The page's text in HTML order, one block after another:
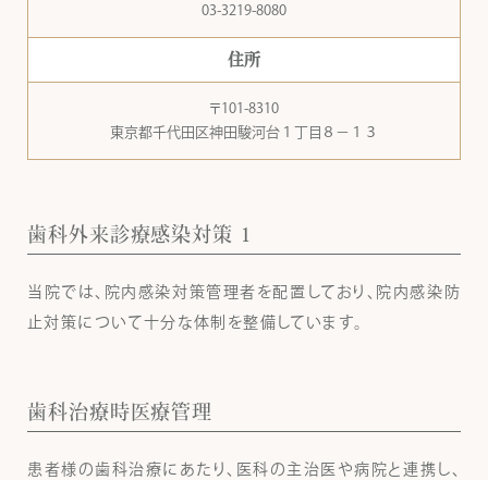
03-3219-8080
住所
〒101-8310
東京都千代田区神田駿河台１丁目８−１３
歯科外来診療感染対策 1
当院では、院内感染対策管理者を配置しており、院内感染防
止対策について十分な体制を整備しています。
歯科治療時医療管理
患者様の歯科治療にあたり、医科の主治医や病院と連携し、